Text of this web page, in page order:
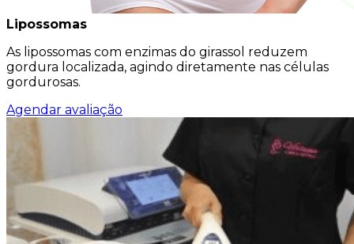
Lipossomas
As lipossomas com enzimas do girassol reduzem
gordura localizada, agindo diretamente nas células
gordurosas.
Agendar avaliação